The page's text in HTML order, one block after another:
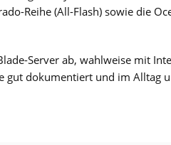
Reihe (All-Flash) sowie die
Server ab, wahlweise mit
gut dokumentiert und im Alltag